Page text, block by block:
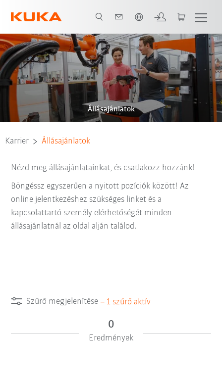
Állásajánlatok
Karrier Állásajánlatok
Nézd meg állásajánlatainkat, és csatlakozz hozzánk!
Böngéssz egyszerűen a nyitott pozíciók között! Az
online jelentkezéshez szükséges linket és a
kapcsolattartó személy elérhetőségét minden
állásajánlatnál az oldal alján találod.
Szűrő megjelenítése – 1 szűrő aktív
0
Eredmények